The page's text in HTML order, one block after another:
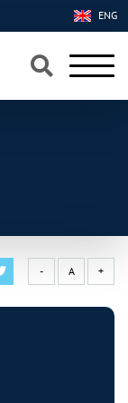
×
×
ENG
- A +